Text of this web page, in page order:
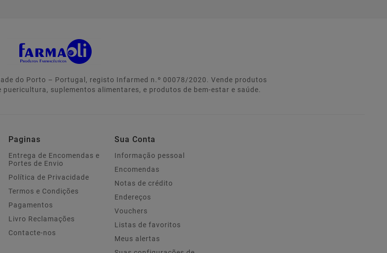
do Porto – Portugal, registo Infarmed n.º 00078/2020. Vende produtos
suplementos alimentares, e produtos de bem-estar e saúde.
Paginas
Entrega de Encomendas e
Portes de Envio
Política de Privacidade
Termos e Condições
Pagamentos
Livro Reclamações
Contacte-nos
Sua Conta
Informação pessoal
Encomendas
Notas de crédito
Endereços
Vouchers
Listas de favoritos
Meus alertas